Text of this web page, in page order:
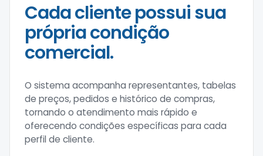
Cada cliente possui sua
própria condição
comercial.
O sistema acompanha representantes, tabelas
de preços, pedidos e histórico de compras,
tornando o atendimento mais rápido e
oferecendo condições específicas para cada
perfil de cliente.